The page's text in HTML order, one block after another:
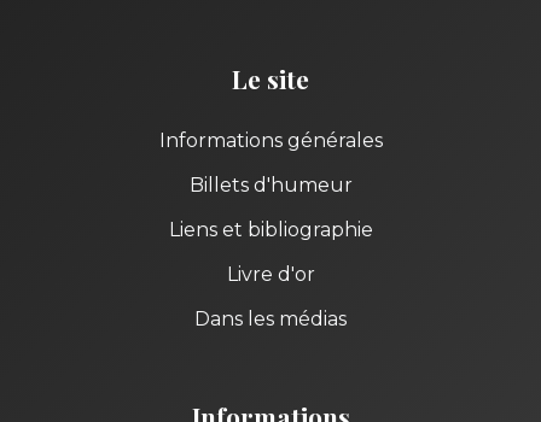
Le site
Informations générales
Billets d'humeur
Liens et bibliographie
Livre d'or
Dans les médias